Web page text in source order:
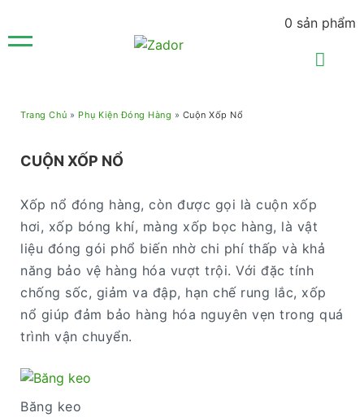
0 sản phẩm
Trang Chủ » Phụ Kiện Đóng Hàng » Cuộn Xốp Nổ
CUỘN XỐP NỔ
Xốp nổ đóng hàng, còn được gọi là cuộn xốp
hơi, xốp bóng khí, màng xốp bọc hàng, là vật
liệu đóng gói phổ biến nhờ chi phí thấp và khả
năng bảo vệ hàng hóa vượt trội. Với đặc tính
chống sốc, giảm va đập, hạn chế rung lắc, xốp
nổ giúp đảm bảo hàng hóa nguyên vẹn trong quá
trình vận chuyển.
Băng keo